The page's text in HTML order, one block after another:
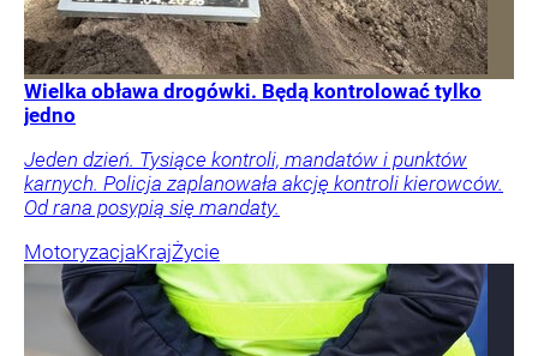
Wielka obława drogówki. Będą kontrolować tylko
jedno
Jeden dzień. Tysiące kontroli, mandatów i punktów
karnych. Policja zaplanowała akcję kontroli kierowców.
Od rana posypią się mandaty.
MotoryzacjaKrajŻycie